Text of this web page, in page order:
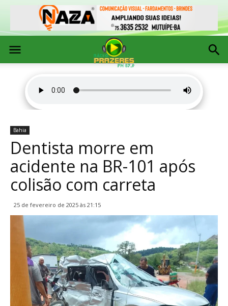
Bahia
Dentista morre em
acidente na BR-101 após
colisão com carreta
25 de fevereiro de 2025 às 21:15